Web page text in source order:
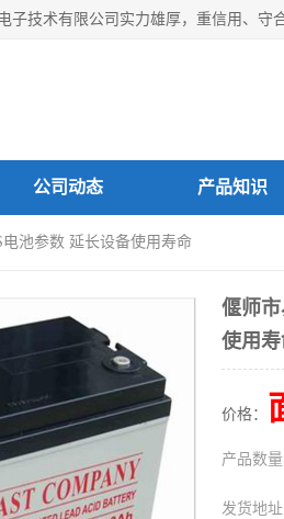
公司动态 产品知识
池参数 延长设备使用寿命
偃师
使用
价格：
产品数量
发货地址